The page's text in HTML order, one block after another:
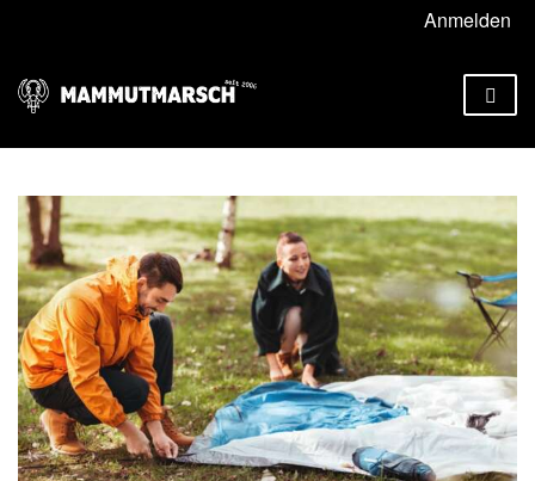
Anmelden